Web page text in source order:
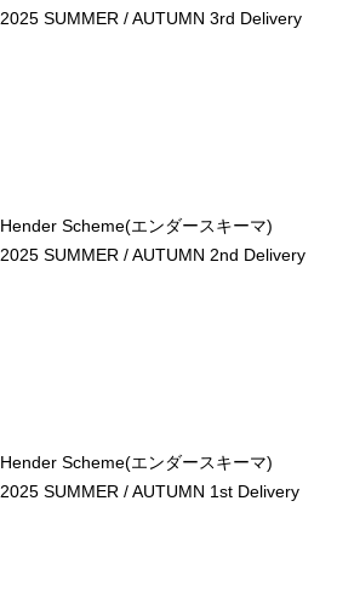
2025 SUMMER / AUTUMN 3rd Delivery
Hender Scheme(エンダースキーマ)
2025 SUMMER / AUTUMN 2nd Delivery
Hender Scheme(エンダースキーマ)
2025 SUMMER / AUTUMN 1st Delivery